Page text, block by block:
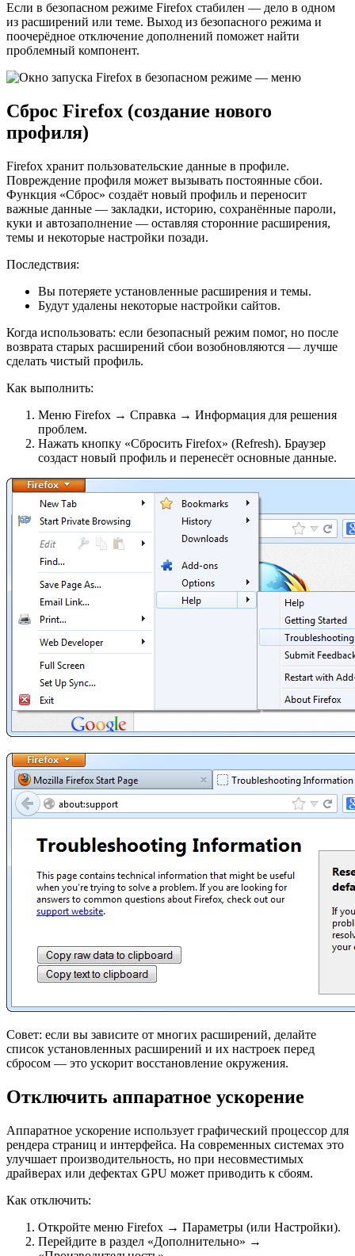
Если в безопасном режиме Firefox стабилен — дело в одном
из расширений или теме. Выход из безопасного режима и
поочерёдное отключение дополнений поможет найти
проблемный компонент.
Сброс Firefox (создание нового
профиля)
Firefox хранит пользовательские данные в профиле.
Повреждение профиля может вызывать постоянные сбои.
Функция «Сброс» создаёт новый профиль и переносит
важные данные — закладки, историю, сохранённые пароли,
куки и автозаполнение — оставляя сторонние расширения,
темы и некоторые настройки позади.
Последствия:
Вы потеряете установленные расширения и темы.
Будут удалены некоторые настройки сайтов.
Когда использовать: если безопасный режим помог, но после
возврата старых расширений сбои возобновляются — лучше
сделать чистый профиль.
Как выполнить:
Меню Firefox → Справка → Информация для решения
проблем.
Нажать кнопку «Сбросить Firefox» (Refresh). Браузер
создаст новый профиль и перенесёт основные данные.
Совет: если вы зависите от многих расширений, делайте
список установленных расширений и их настроек перед
сбросом — это ускорит восстановление окружения.
Отключить аппаратное ускорение
Аппаратное ускорение использует графический процессор для
рендера страниц и интерфейса. На современных системах это
улучшает производительность, но при несовместимых
драйверах или дефектах GPU может приводить к сбоям.
Как отключить:
Откройте меню Firefox → Параметры (или Настройки).
Перейдите в раздел «Дополнительно» →